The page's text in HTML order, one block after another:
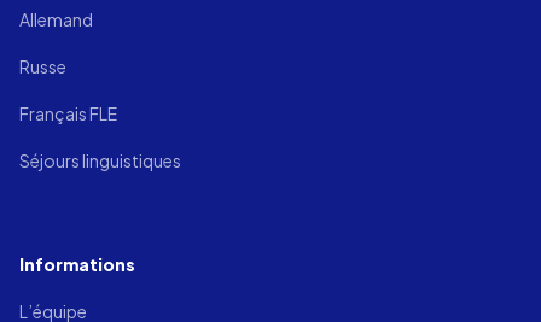
Allemand
Russe
Français FLE
Séjours linguistiques
Informations
L’équipe